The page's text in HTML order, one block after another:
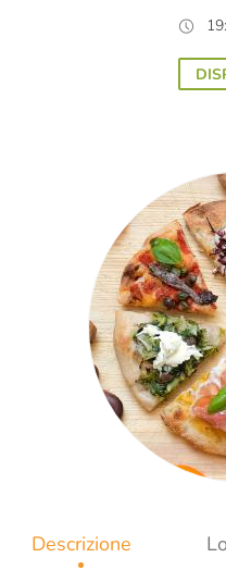
Descrizione